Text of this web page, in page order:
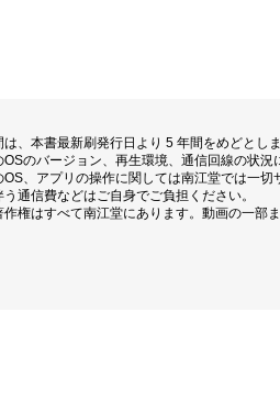
は、本書最新刷発行日より 5 年間をめどと
OSのバージョン、再生環境、通信回線の状
OS、アプリの操作に関しては南江堂では一切
う通信費などはご自身でご負担ください。
作権はすべて南江堂にあります。動画の一部